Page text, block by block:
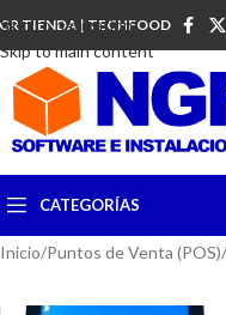
Skip to navigation
Skip to main content
TIENDA | TECHFOOD
CATEGORÍAS
Inicio Puntos de Venta (POS)